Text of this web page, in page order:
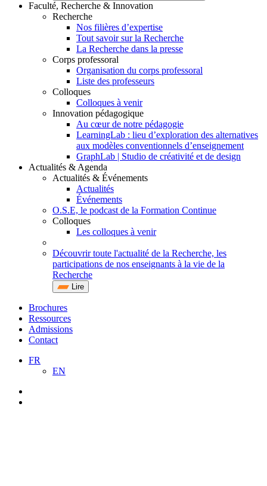
Faculté, Recherche & Innovation
Recherche
Nos filières d’expertise
Tout savoir sur la Recherche
La Recherche dans la presse
Corps professoral
Organisation du corps professoral
Liste des professeurs
Colloques
Colloques à venir
Innovation pédagogique
Au cœur de notre pédagogie
LearningLab : lieu d’exploration des alternatives
aux modèles conventionnels d’enseignement
GraphLab | Studio de créativité et de design
Actualités & Agenda
Actualités & Événements
Actualités
Événements
O.S.E, le podcast de la Formation Continue
Colloques
Les colloques à venir
Découvrir toute l'actualité de la Recherche, les
participations de nos enseignants à la vie de la
Recherche
Lire
Brochures
Ressources
Admissions
Contact
FR
EN